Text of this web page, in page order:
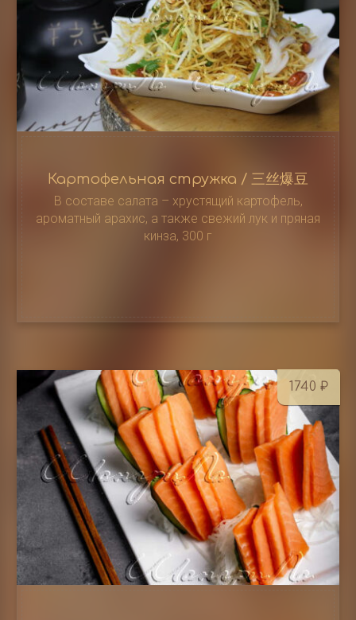
Картофельная стружка / 三丝爆豆
В составе салата – хрустящий картофель,
ароматный арахис, а также свежий лук и пряная
кинза, 300 г
1740 ₽